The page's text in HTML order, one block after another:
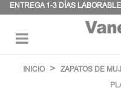
ENTREGA 1-3 DÍAS
de
palanca
INICIO ZAPATOS DE
Panel de gestión de cookies